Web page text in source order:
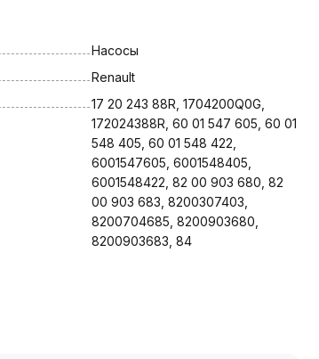
Насосы
Renault
17 20 243 88R, 1704200Q0G,
172024388R, 60 01 547 605, 60 01
548 405, 60 01 548 422,
6001547605, 6001548405,
6001548422, 82 00 903 680, 82
00 903 683, 8200307403,
8200704685, 8200903680,
8200903683, 84